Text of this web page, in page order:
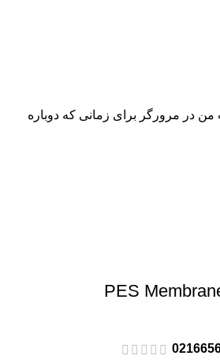
من در مرورگر برای زمانی که دوباره